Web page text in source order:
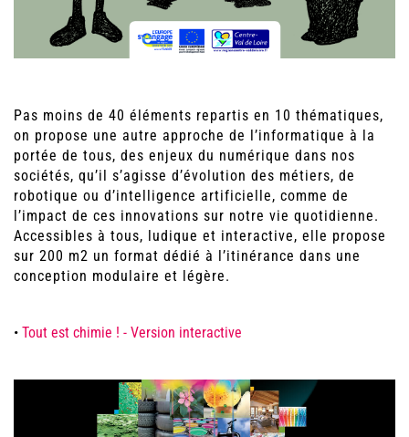
Pas moins de 40 éléments repartis en 10 thématiques,
on propose une autre approche de l’informatique à la
portée de tous, des enjeux du numérique dans nos
sociétés, qu’il s’agisse d’évolution des métiers, de
robotique ou d’intelligence artificielle, comme de
l’impact de ces innovations sur notre vie quotidienne.
Accessibles à tous, ludique et interactive, elle propose
sur 200 m2 un format dédié à l’itinérance dans une
conception modulaire et légère.
• Tout est chimie ! - Version interactive